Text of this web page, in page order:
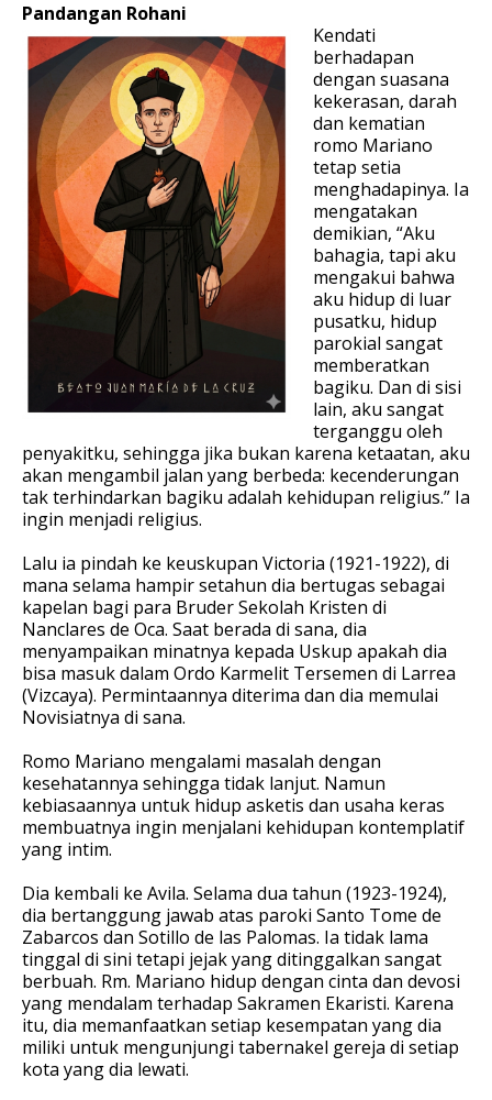
Pandangan Rohani
Kendati
berhadapan
dengan suasana
kekerasan, darah
dan kematian
romo Mariano
tetap setia
menghadapinya. Ia
mengatakan
demikian, “Aku
bahagia, tapi aku
mengakui bahwa
aku hidup di luar
pusatku, hidup
parokial sangat
memberatkan
bagiku. Dan di sisi
lain, aku sangat
terganggu oleh
penyakitku, sehingga jika bukan karena ketaatan, aku
akan mengambil jalan yang berbeda: kecenderungan
tak terhindarkan bagiku adalah kehidupan religius.” Ia
ingin menjadi religius.
Lalu ia pindah ke keuskupan Victoria (1921-1922), di
mana selama hampir setahun dia bertugas sebagai
kapelan bagi para Bruder Sekolah Kristen di
Nanclares de Oca. Saat berada di sana, dia
menyampaikan minatnya kepada Uskup apakah dia
bisa masuk dalam Ordo Karmelit Tersemen di Larrea
(Vizcaya). Permintaannya diterima dan dia memulai
Novisiatnya di sana.
Romo Mariano mengalami masalah dengan
kesehatannya sehingga tidak lanjut. Namun
kebiasaannya untuk hidup asketis dan usaha keras
membuatnya ingin menjalani kehidupan kontemplatif
yang intim.
Dia kembali ke Avila. Selama dua tahun (1923-1924),
dia bertanggung jawab atas paroki Santo Tome de
Zabarcos dan Sotillo de las Palomas. Ia tidak lama
tinggal di sini tetapi jejak yang ditinggalkan sangat
berbuah. Rm. Mariano hidup dengan cinta dan devosi
yang mendalam terhadap Sakramen Ekaristi. Karena
itu, dia memanfaatkan setiap kesempatan yang dia
miliki untuk mengunjungi tabernakel gereja di setiap
kota yang dia lewati.